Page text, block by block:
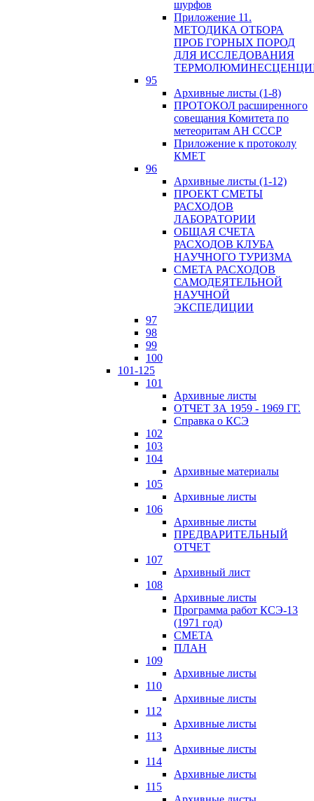
шурфов
Приложение 11.
МЕТОДИКА ОТБОРА
ПРОБ ГОРНЫХ ПОРОД
ДЛЯ ИССЛЕДОВАНИЯ
95
Архивные листы (1-8)
ПРОТОКОЛ расширенного
совещания Комитета по
метеоритам АН СССР
Приложение к протоколу
КМЕТ
96
Архивные листы (1-12)
ПРОЕКТ СМЕТЫ
РАСХОДОВ
ЛАБОРАТОРИИ
ОБЩАЯ СЧЕТА
РАСХОДОВ КЛУБА
НАУЧНОГО ТУРИЗМА
СМЕТА РАСХОДОВ
САМОДЕЯТЕЛЬНОЙ
НАУЧНОЙ
ЭКСПЕДИЦИИ
97
98
99
100
101-125
101
Архивные листы
ОТЧЕТ ЗА 1959 - 1969 ГГ.
Справка о КСЭ
102
103
104
Архивные материалы
105
Архивные листы
106
Архивные листы
ПРЕДВАРИТЕЛЬНЫЙ
ОТЧЕТ
107
Архивный лист
108
Архивные листы
Программа работ КСЭ-13
(1971 год)
СМЕTA
ПЛАН
109
Архивные листы
110
Архивные листы
112
Архивные листы
113
Архивные листы
114
Архивные листы
115